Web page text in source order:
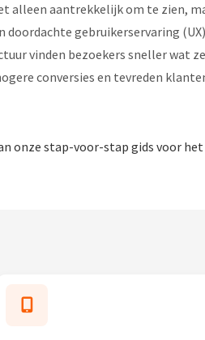
alleen aantrekkelijk om te zien,
doordachte gebruikerservaring
vinden bezoekers sneller wat
conversies en tevreden
onze stap-voor-stap gids voor